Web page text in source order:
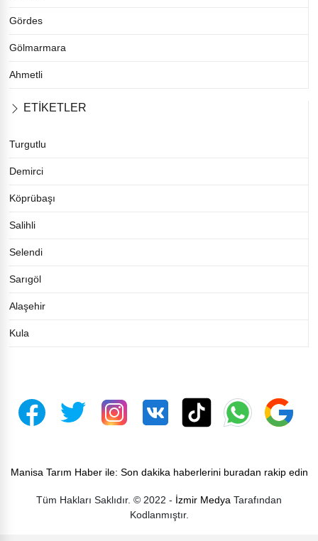
Gördes
Gölmarmara
Ahmetli
ETİKETLER
Turgutlu
Demirci
Köprübaşı
Salihli
Selendi
Sarıgöl
Alaşehir
Kula
Manisa Tarım Haber ile: Son dakika haberlerini buradan rakip edin
Tüm Hakları Saklıdır. © 2022 - İzmir Medya Tarafından
Kodlanmıştır.